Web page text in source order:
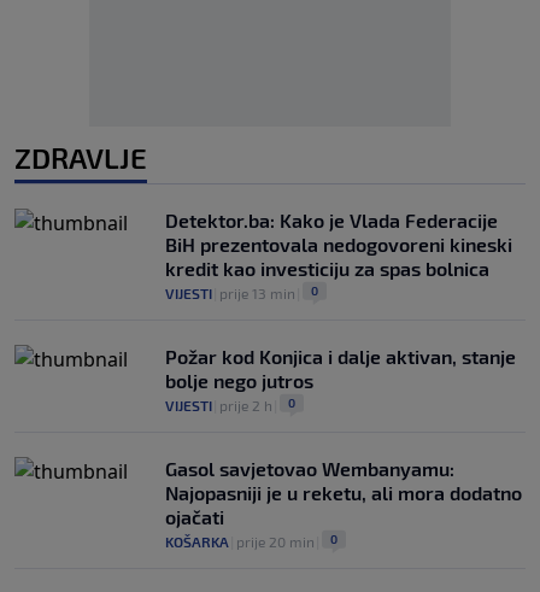
ZDRAVLJE
Detektor.ba: Kako je Vlada Federacije
BiH prezentovala nedogovoreni kineski
kredit kao investiciju za spas bolnica
VIJESTI prije 13 min 0
Požar kod Konjica i dalje aktivan, stanje
bolje nego jutros
VIJESTI prije 2 h 0
Gasol savjetovao Wembanyamu:
Najopasniji je u reketu, ali mora dodatno
ojačati
KOŠARKA prije 20 min 0